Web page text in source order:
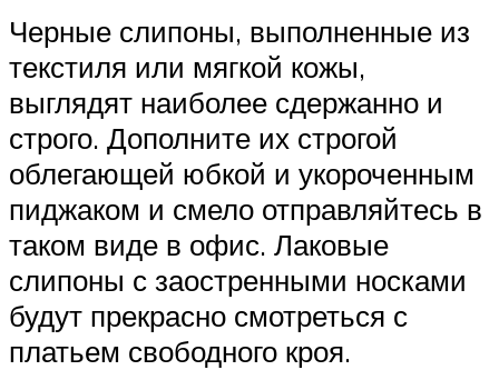
Черные слипоны, выполненные из
текстиля или мягкой кожы,
выглядят наиболее сдержанно и
строго. Дополните их строгой
облегающей юбкой и укороченным
пиджаком и смело отправляйтесь в
таком виде в офис. Лаковые
слипоны с заостренными носками
будут прекрасно смотреться с
платьем свободного кроя.